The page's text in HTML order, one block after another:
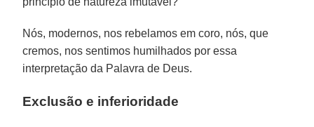
Nós, modernos, nos rebelamos em coro, nós, que
cremos, nos sentimos humilhados por essa
interpretação da Palavra de Deus.
Exclusão e inferioridade